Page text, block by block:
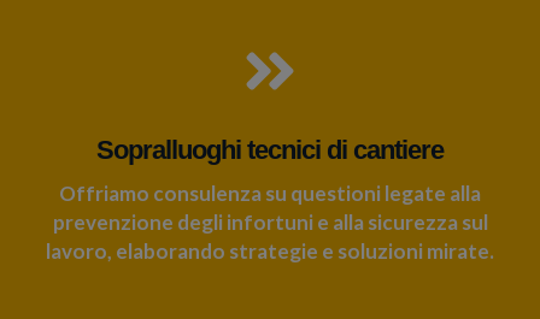
Sopralluoghi tecnici di cantiere
Offriamo consulenza su questioni legate alla
prevenzione degli infortuni e alla sicurezza sul
lavoro, elaborando strategie e soluzioni mirate.